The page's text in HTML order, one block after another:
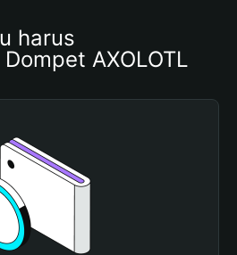
harus
AXOLOTL